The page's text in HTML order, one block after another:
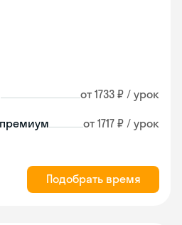
от 1733 ₽ / урок
от 1717 ₽ / урок
Подобрать время